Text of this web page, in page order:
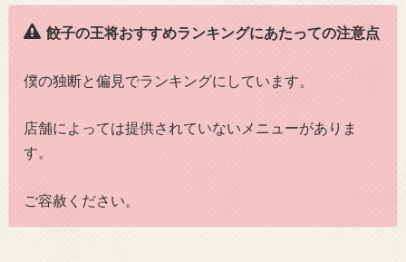
餃子の王将おすすめランキングにあたっての注意点
僕の独断と偏見でランキングにしています。
店舗によっては提供されていないメニューがありま
す。
ご容赦ください。